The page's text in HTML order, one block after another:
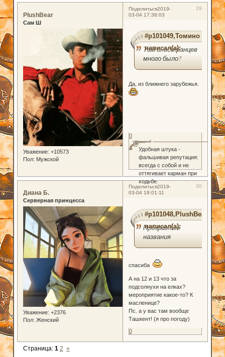
Поделиться 29
2019-
03-04 17:38:03
PlushBear
Сам Ш
Уважение: +10573
Пол: Мужской
#p101049,Томино
написал(а):
Там иностранцев
много было?
Да, из ближнего зарубежья.
Удобная штука -
фальшивая репутация:
всегда с собой и не
оттягивает карман при
ходьбе.
0
Поделиться 30
2019-
03-04 18:01:11
Диана Б.
Серверная принцесса
Уважение: +2376
Пол: Женский
#p101048,PlushBear
написал(а):
Прекрасные
названия
спасиба
А на 12 и 13 что за
подсолнухи на елках?
мероприятие какое-то? К
масленице?
Пс. а у вас там вообще
Ташкент! (я про погоду)
0
Страница: 1 2 »